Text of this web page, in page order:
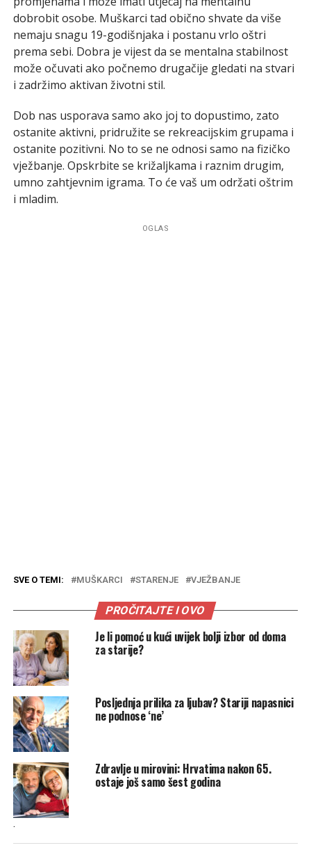
dobrobit osobe. Muškarci tad obično shvate da više
nemaju snagu 19-godišnjaka i postanu vrlo oštri
prema sebi. Dobra je vijest da se mentalna stabilnost
može očuvati ako počnemo drugačije gledati na stvari
i zadržimo aktivan životni stil.
Dob nas usporava samo ako joj to dopustimo, zato
ostanite aktivni, pridružite se rekreacijskim grupama i
ostanite pozitivni. No to se ne odnosi samo na fizičko
vježbanje. Opskrbite se križaljkama i raznim drugim,
umno zahtjevnim igrama. To će vaš um održati oštrim
i mladim.
OGLAS
SVE O TEMI: MUŠKARCI STARENJE VJEŽBANJE
PROČITAJTE I OVO
Je li pomoć u kući uvijek bolji izbor od doma
za starije?
Posljednja prilika za ljubav? Stariji napasnici
ne podnose ‘ne’
Zdravlje u mirovini: Hrvatima nakon 65.
ostaje još samo šest godina
.